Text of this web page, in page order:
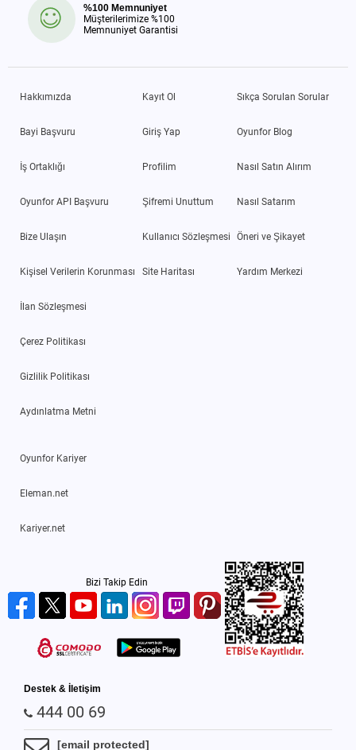
%100 Memnuniyet
Müşterilerimize %100
Memnuniyet Garantisi
Hakkımızda
Bayi Başvuru
İş Ortaklığı
Oyunfor API Başvuru
Bize Ulaşın
Kişisel Verilerin Korunması
İlan Sözleşmesi
Çerez Politikası
Gizlilik Politikası
Aydınlatma Metni
Kayıt Ol
Giriş Yap
Profilim
Şifremi Unuttum
Kullanıcı Sözleşmesi
Site Haritası
Sıkça Sorulan Sorular
Oyunfor Blog
Nasıl Satın Alırım
Nasıl Satarım
Öneri ve Şikayet
Yardım Merkezi
Oyunfor Kariyer
Eleman.net
Kariyer.net
Bizi Takip Edin
Destek & İletişim
444 00 69
[email protected]